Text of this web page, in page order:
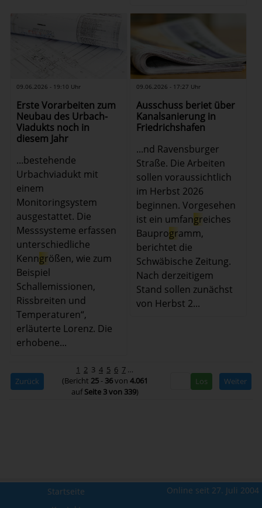
09.06.2026 - 19:10 Uhr
Erste Vorarbeiten zum
Neubau des Urbach-
Viadukts noch in
diesem Jahr
...bestehende
Urbachviadukt mit
einem
Monitoringsystem
ausgestattet. Die
Messsysteme erfassen
unterschiedliche
Kenngrößen, wie zum
Beispiel
Schallemissionen,
Rissbreiten und
Temperaturen“,
erläuterte Lorenz. Die
erhobene...
09.06.2026 - 17:27 Uhr
Ausschuss beriet über
Kanalsanierung in
Friedrichshafen
...nd Ravensburger
Straße. Die Arbeiten
sollen voraussichtlich
im Herbst 2026
beginnen. Vorgesehen
ist ein umfangreiches
Bauprogramm,
berichtet die
Schwäbische Zeitung.
Nach derzeitigem
Stand sollen zunächst
von Herbst 2...
Zurück
1 2 3 4 5 6 7 …
(Bericht 25- 36von 4.061
aufSeite 3 von 339)
Weiter
Online seit 27. Juli 2004
Startseite